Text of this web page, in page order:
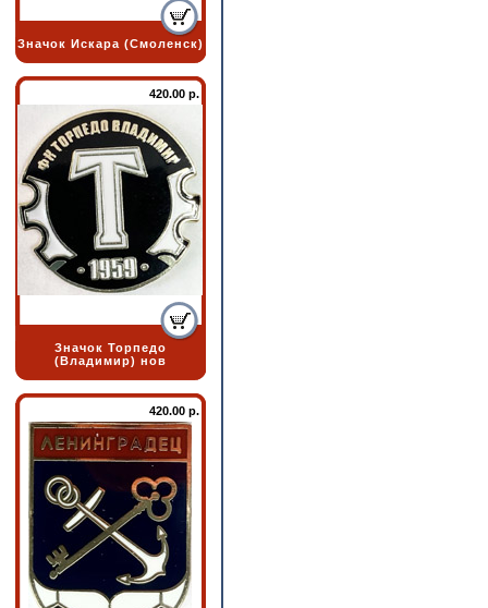
Значок Искара (Смоленск)
420.00 р.
Значок Торпедо
(Владимир) нов
420.00 р.